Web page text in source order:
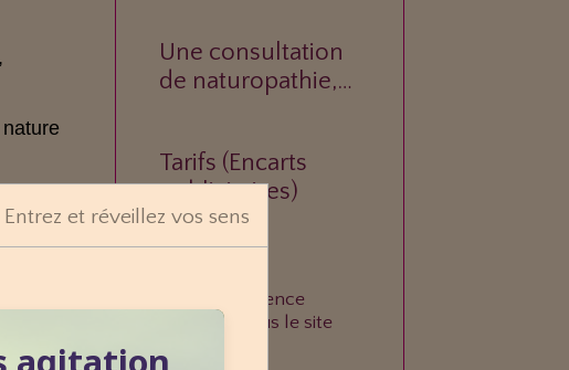
votre question.
Une consultation
de naturopathie,
Tarifs (Encarts
publicitaires)
À quelle fréquence
consultez-vous le site
Entrez et réveillez vos sens